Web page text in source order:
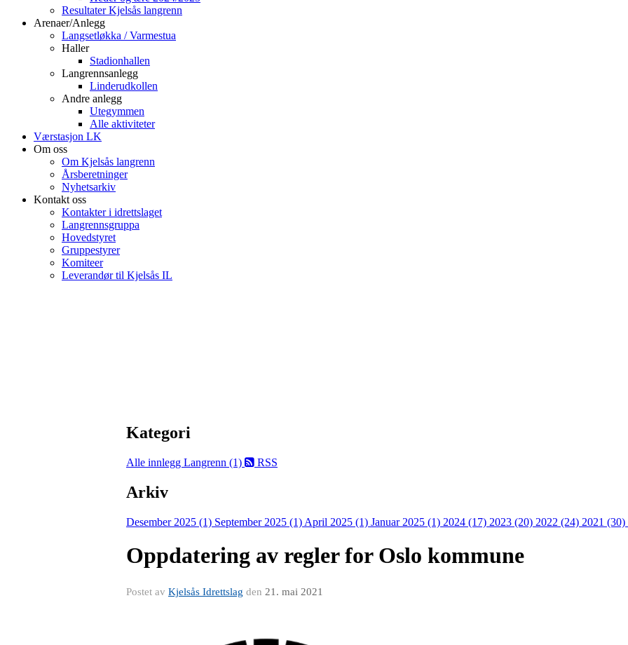
Resultater Kjelsås langrenn
Arenaer/Anlegg
Langsetløkka / Varmestua
Haller
Stadionhallen
Langrennsanlegg
Linderudkollen
Andre anlegg
Utegymmen
Alle aktiviteter
Værstasjon LK
Om oss
Om Kjelsås langrenn
Årsberetninger
Nyhetsarkiv
Kontakt oss
Kontakter i idrettslaget
Langrennsgruppa
Hovedstyret
Gruppestyrer
Komiteer
Leverandør til Kjelsås IL
Kategori
Alle innlegg Langrenn (1) RSS
Arkiv
Desember 2025 (1) September 2025 (1) April 2025 (1) Januar 2025 (1) 2024 (17) 2023 (20) 2022 (24) 2021 (30)
Oppdatering av regler for Oslo kommune
Postet av Kjelsås Idrettslag den 21. mai 2021